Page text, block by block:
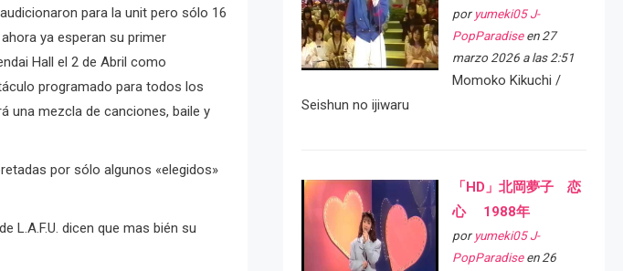
para la unit pero sólo 16
ya esperan su primer
Hall el 2 de Abril como
programado para todos los
una mezcla de canciones, baile y
por sólo algunos «elegidos»
L.A.F.U. dicen que mas bién su
por yumeki05 J-
PopParadiseen 27
marzo 2026 a las 2:51
Momoko Kikuchi /
Seishun no ijiwaru
「HD」北岡夢子 恋
心 1988年
por yumeki05 J-
PopParadiseen 26